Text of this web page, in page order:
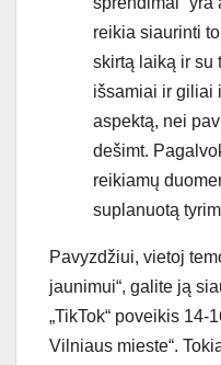
reikia siaurinti
skirtą laiką ir su
išsamiai ir giliai
aspektą, nei
dešimt.
reikiamų
suplanuotą
Pavyzdžiui, vietoj
jaunimui“, galite ją
„TikTok“ poveikis
Vilniaus mieste“.